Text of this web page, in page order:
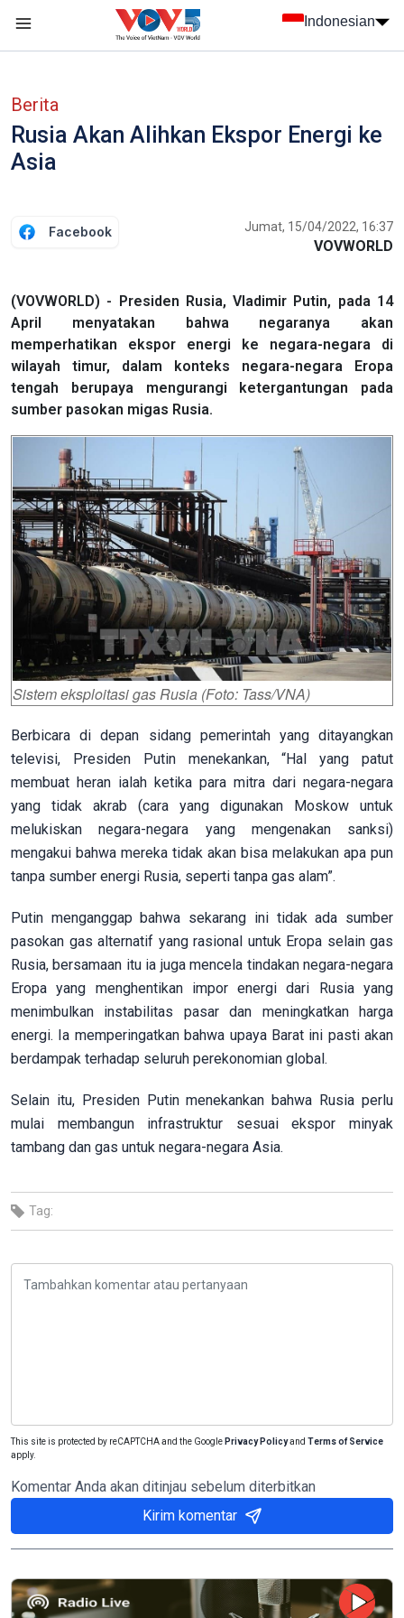
Indonesian
Berita
Rusia Akan Alihkan Ekspor Energi ke
Asia
Facebook Jumat, 15/04/2022, 16:37
VOVWORLD
(VOVWORLD) - Presiden Rusia, Vladimir Putin, pada 14
April menyatakan bahwa negaranya akan
memperhatikan ekspor energi ke negara-negara di
wilayah timur, dalam konteks negara-negara Eropa
tengah berupaya mengurangi ketergantungan pada
sumber pasokan migas Rusia.
Sistem eksploitasi gas Rusia (Foto: Tass/VNA)
Berbicara di depan sidang pemerintah yang ditayangkan
televisi, Presiden Putin menekankan, “Hal yang patut
membuat heran ialah ketika para mitra dari negara-negara
yang tidak akrab (cara yang digunakan Moskow untuk
melukiskan negara-negara yang mengenakan sanksi)
mengakui bahwa mereka tidak akan bisa melakukan apa pun
tanpa sumber energi Rusia, seperti tanpa gas alam”.
Putin menganggap bahwa sekarang ini tidak ada sumber
pasokan gas alternatif yang rasional untuk Eropa selain gas
Rusia, bersamaan itu ia juga mencela tindakan negara-negara
Eropa yang menghentikan impor energi dari Rusia yang
menimbulkan instabilitas pasar dan meningkatkan harga
energi. Ia memperingatkan bahwa upaya Barat ini pasti akan
berdampak terhadap seluruh perekonomian global.
Selain itu, Presiden Putin menekankan bahwa Rusia perlu
mulai membangun infrastruktur sesuai ekspor minyak
tambang dan gas untuk negara-negara Asia.
Tag:
This site is protected by reCAPTCHA and the Google Privacy Policyand Terms of Service
apply.
Komentar Anda akan ditinjau sebelum diterbitkan
Kirim komentar